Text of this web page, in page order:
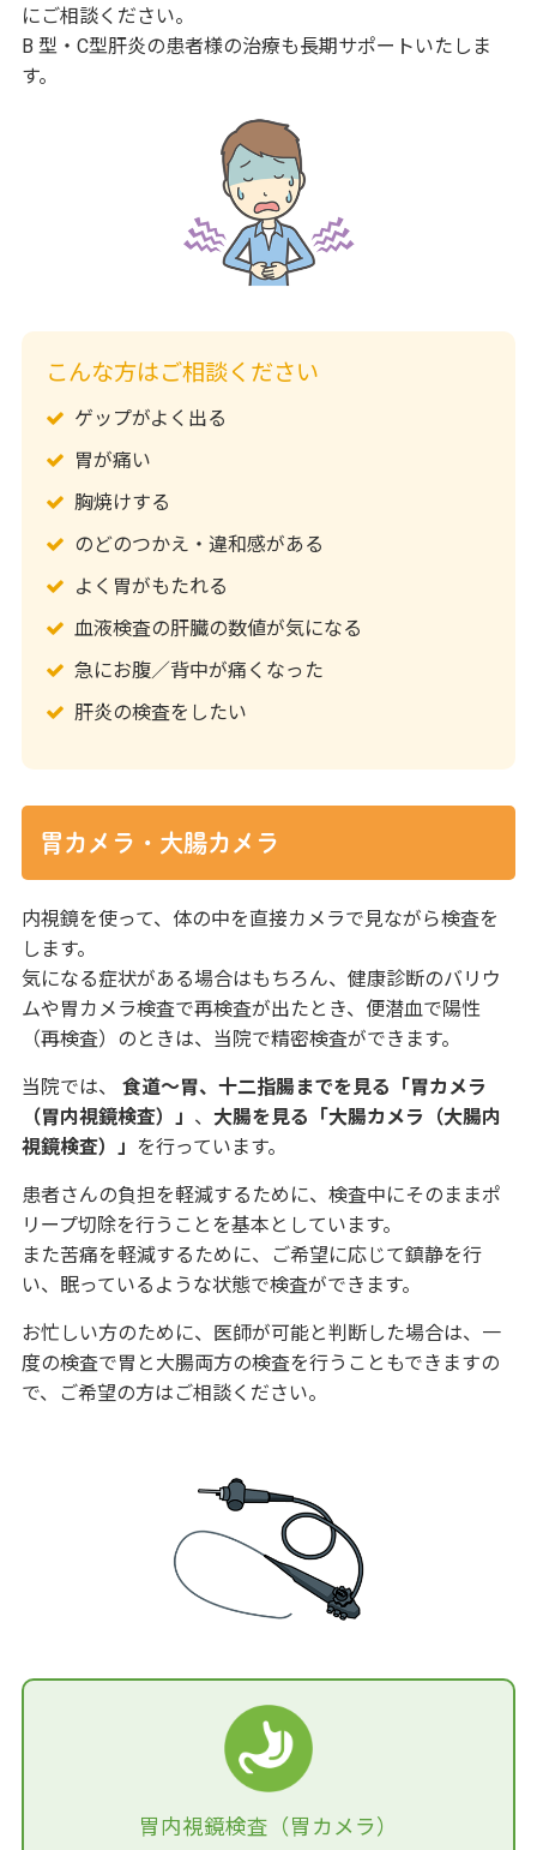
にご相談ください。
B 型・C型肝炎の患者様の治療も長期サポートいたしま
す。
こんな方はご相談ください
ゲップがよく出る
胃が痛い
胸焼けする
のどのつかえ・違和感がある
よく胃がもたれる
血液検査の肝臓の数値が気になる
急にお腹／背中が痛くなった
肝炎の検査をしたい
胃カメラ・大腸カメラ
内視鏡を使って、体の中を直接カメラで見ながら検査を
します。
気になる症状がある場合はもちろん、健康診断のバリウ
ムや胃カメラ検査で再検査が出たとき、便潜血で陽性
（再検査）のときは、当院で精密検査ができます。
当院では、
食道～胃、十二指腸までを見る「胃カメラ
（胃内視鏡検査）」 、 大腸を見る「大腸カメラ（大腸内
視鏡検査）」 を行っています。
患者さんの負担を軽減するために、検査中にそのままポ
リープ切除を行うことを基本としています。
また苦痛を軽減するために、ご希望に応じて鎮静を行
い、眠っているような状態で検査ができます。
お忙しい方のために、医師が可能と判断した場合は、一
度の検査で胃と大腸両方の検査を行うこともできますの
で、ご希望の方はご相談ください。
胃内視鏡検査（胃カメラ）